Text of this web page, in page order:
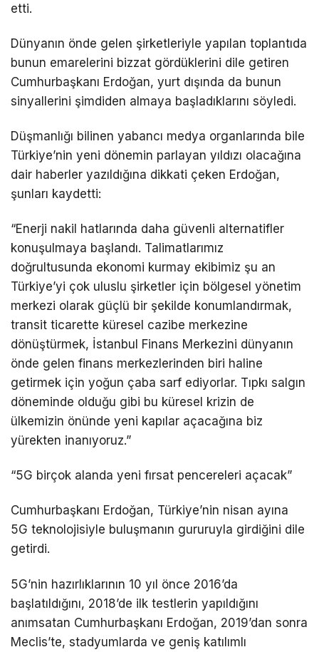
etti.
Dünyanın önde gelen şirketleriyle yapılan toplantıda
bunun emarelerini bizzat gördüklerini dile getiren
Cumhurbaşkanı Erdoğan, yurt dışında da bunun
sinyallerini şimdiden almaya başladıklarını söyledi.
Düşmanlığı bilinen yabancı medya organlarında bile
Türkiye’nin yeni dönemin parlayan yıldızı olacağına
dair haberler yazıldığına dikkati çeken Erdoğan,
şunları kaydetti:
“Enerji nakil hatlarında daha güvenli alternatifler
konuşulmaya başlandı. Talimatlarımız
doğrultusunda ekonomi kurmay ekibimiz şu an
Türkiye’yi çok uluslu şirketler için bölgesel yönetim
merkezi olarak güçlü bir şekilde konumlandırmak,
transit ticarette küresel cazibe merkezine
dönüştürmek, İstanbul Finans Merkezini dünyanın
önde gelen finans merkezlerinden biri haline
getirmek için yoğun çaba sarf ediyorlar. Tıpkı salgın
döneminde olduğu gibi bu küresel krizin de
ülkemizin önünde yeni kapılar açacağına biz
yürekten inanıyoruz.”
“5G birçok alanda yeni fırsat pencereleri açacak”
Cumhurbaşkanı Erdoğan, Türkiye’nin nisan ayına
5G teknolojisiyle buluşmanın gururuyla girdiğini dile
getirdi.
5G’nin hazırlıklarının 10 yıl önce 2016’da
başlatıldığını, 2018’de ilk testlerin yapıldığını
anımsatan Cumhurbaşkanı Erdoğan, 2019’dan sonra
Meclis’te, stadyumlarda ve geniş katılımlı